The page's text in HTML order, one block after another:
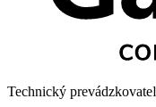
Technický